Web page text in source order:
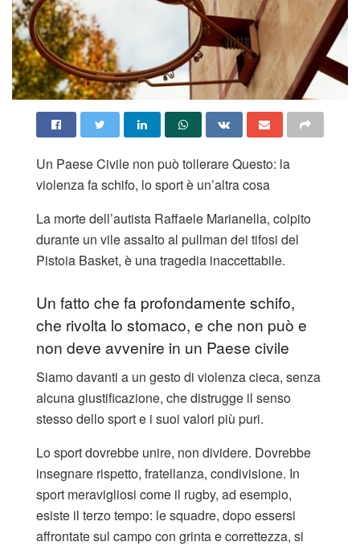
Un Paese Civile non può tollerare Questo: la
violenza fa schifo, lo sport è un’altra cosa
La morte dell’autista Raffaele Marianella, colpito
durante un vile assalto al pullman dei tifosi del
Pistoia Basket, è una tragedia inaccettabile.
Un fatto che fa profondamente schifo,
che rivolta lo stomaco, e che non può e
non deve avvenire in un Paese civile
Siamo davanti a un gesto di violenza cieca, senza
alcuna giustificazione, che distrugge il senso
stesso dello sport e i suoi valori più puri.
Lo sport dovrebbe unire, non dividere. Dovrebbe
insegnare rispetto, fratellanza, condivisione. In
sport meravigliosi come il rugby, ad esempio,
esiste il terzo tempo: le squadre, dopo essersi
affrontate sul campo con grinta e correttezza, si